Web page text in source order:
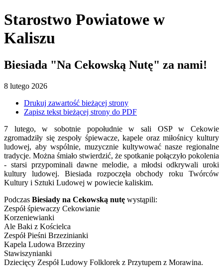
Starostwo Powiatowe w
Kaliszu
Biesiada "Na Cekowską Nutę" za nami!
8 lutego 2026
Drukuj zawartość bieżącej strony
Zapisz tekst bieżącej strony do PDF
7 lutego, w sobotnie popołudnie w sali OSP w Cekowie
zgromadziły się zespoły śpiewacze, kapele oraz miłośnicy kultury
ludowej, aby wspólnie, muzycznie kultywować nasze regionalne
tradycje. Można śmiało stwierdzić, że spotkanie połączyło pokolenia
- starsi przypominali dawne melodie, a młodsi odkrywali uroki
kultury ludowej. Biesiada rozpoczęła obchody roku Twórców
Kultury i Sztuki Ludowej w powiecie kaliskim.
Podczas Biesiady na Cekowską nutę wystąpili:
Zespół śpiewaczy Cekowianie
Korzeniewianki
Ale Baki z Kościelca
Zespół Pieśni Brzezinianki
Kapela Ludowa Brzeziny
Stawiszynianki
Dziecięcy Zespół Ludowy Folklorek z Przytupem z Morawina.